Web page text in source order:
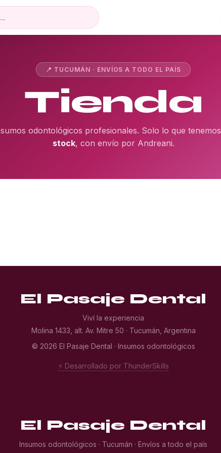
📍 TUCUMÁN · ENVÍOS A TODO EL PAÍS
Tienda
odontológicos profesionales. Solo lo que tenemos
stock, con envío por Andreani.
El Pasaje Dental
Viví la experiencia
Molina 1433, alt. Av. Mitre 50 · Tucumán, Argentina
© 2026 El Pasaje Dental · Insumos odontológicos
⚡ Desarrollado por ThunderSkills
El Pasaje Dental
Insumos odontológicos · Tucumán · Envíos a todo el país